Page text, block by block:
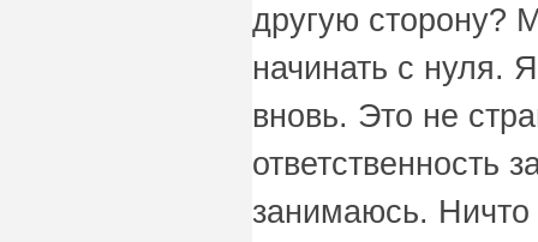
другую сторону?
начинать с нуля.
вновь. Это не
ответственность
занимаюсь.